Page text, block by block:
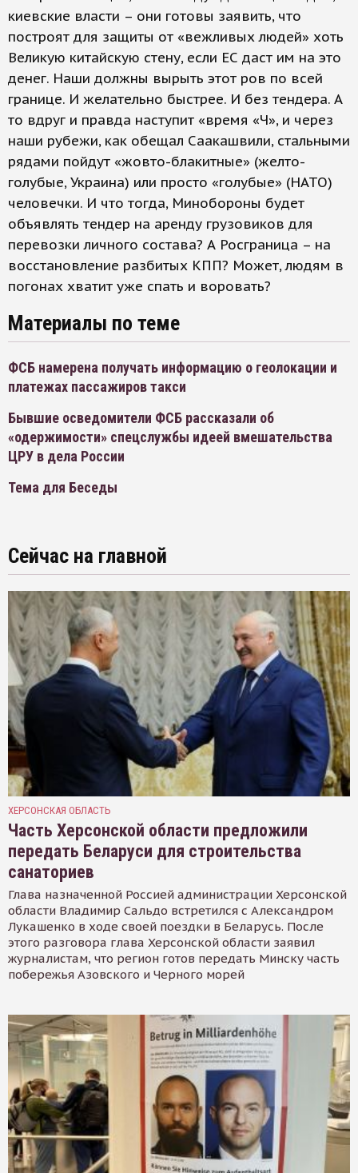
киевские власти – они готовы заявить, что
построят для защиты от «вежливых людей» хоть
Великую китайскую стену, если ЕС даст им на это
денег. Наши должны вырыть этот ров по всей
границе. И желательно быстрее. И без тендера. А
то вдруг и правда наступит «время «Ч», и через
наши рубежи, как обещал Саакашвили, стальными
рядами пойдут «жовто-блакитные» (желто-
голубые, Украина) или просто «голубые» (НАТО)
человечки. И что тогда, Минобороны будет
объявлять тендер на аренду грузовиков для
перевозки личного состава? А Росграница – на
восстановление разбитых КПП? Может, людям в
погонах хватит уже спать и воровать?
Материалы по теме
ФСБ намерена получать информацию о геолокации и
платежах пассажиров такси
Бывшие осведомители ФСБ рассказали об
«одержимости» спецслужбы идеей вмешательства
ЦРУ в дела России
Тема для Беседы
Сейчас на главной
ХЕРСОНСКАЯ ОБЛАСТЬ
Часть Херсонской области предложили
передать Беларуси для строительства
санаториев
Глава назначенной Россией администрации Херсонской
области Владимир Сальдо встретился с Александром
Лукашенко в ходе своей поездки в Беларусь. После
этого разговора глава Херсонской области заявил
журналистам, что регион готов передать Минску часть
побережья Азовского и Черного морей